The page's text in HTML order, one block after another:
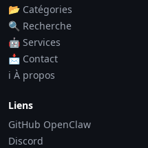
📂 Catégories
🔍 Recherche
🤖 Services
📩 Contact
ℹ️ À propos
Liens
GitHub OpenClaw
Discord